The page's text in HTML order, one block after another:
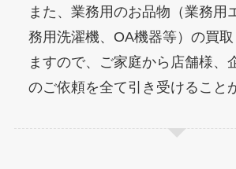
また、業務用のお品物（業務用
務用洗濯機、OA機器等）の買取
ますので、ご家庭から店舗様、
のご依頼を全て引き受けること